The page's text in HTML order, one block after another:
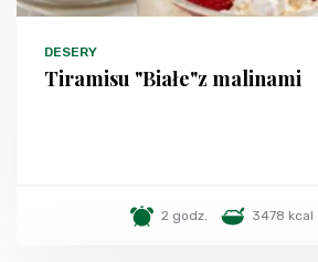
DESERY
Tiramisu "Białe"z malinami
2 godz. 3478 kcal